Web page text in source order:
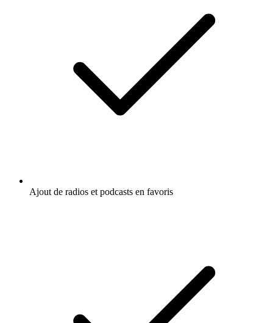
Ajout de radios et podcasts en favoris